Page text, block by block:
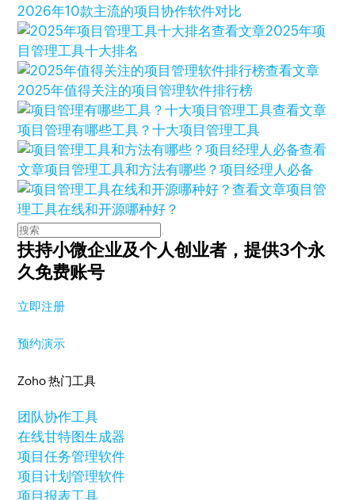
2026年10款主流的项目协作软件对比
查看文章2025年项
目管理工具十大排名
查看文章
2025年值得关注的项目管理软件排行榜
查看文章
项目管理有哪些工具？十大项目管理工具
查看
文章项目管理工具和方法有哪些？项目经理人必备
查看文章项目管
理工具在线和开源哪种好？
扶持小微企业及个人创业者，提供3个永
久免费账号
立即注册
预约演示
Zoho 热门工具
团队协作工具
在线甘特图生成器
项目任务管理软件
项目计划管理软件
项目报表工具